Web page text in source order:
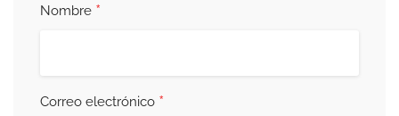
Nombre *
Correo electrónico *